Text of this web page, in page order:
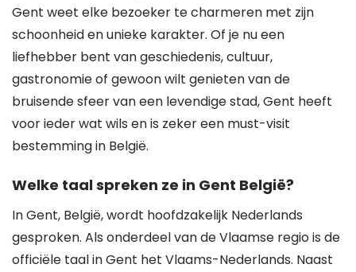
Gent weet elke bezoeker te charmeren met zijn
schoonheid en unieke karakter. Of je nu een
liefhebber bent van geschiedenis, cultuur,
gastronomie of gewoon wilt genieten van de
bruisende sfeer van een levendige stad, Gent heeft
voor ieder wat wils en is zeker een must-visit
bestemming in België.
Welke taal spreken ze in Gent België?
In Gent, België, wordt hoofdzakelijk Nederlands
gesproken. Als onderdeel van de Vlaamse regio is de
officiële taal in Gent het Vlaams-Nederlands. Naast